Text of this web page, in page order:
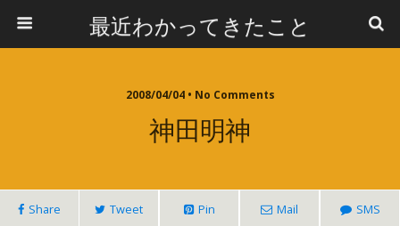
最近わかってきたこと
2008/04/04 • No Comments
神田明神
Share Tweet Pin Mail SMS